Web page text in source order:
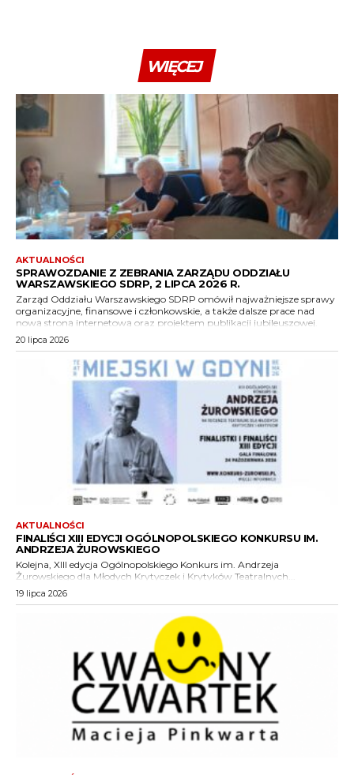
WIĘCEJ
AKTUALNOŚCI
SPRAWOZDANIE Z ZEBRANIA ZARZĄDU ODDZIAŁU
WARSZAWSKIEGO SDRP, 2 LIPCA 2026 R.
Zarząd Oddziału Warszawskiego SDRP omówił najważniejsze sprawy
organizacyjne, finansowe i członkowskie, a także dalsze prace nad
nową stroną internetową oraz projektem publikacji jubileuszowej.
20 lipca 2026
AKTUALNOŚCI
FINALIŚCI XIII EDYCJI OGÓLNOPOLSKIEGO KONKURSU IM.
ANDRZEJA ŻUROWSKIEGO
Kolejna, XIII edycja Ogólnopolskiego Konkurs im. Andrzeja
Żurowskiego dla Młodych Krytyczek i Krytyków Teatralnych...
19 lipca 2026